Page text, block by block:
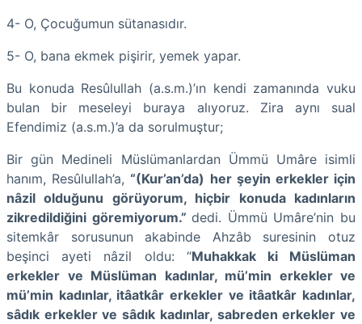
4- O, Çocuğumun sütanasıdır.
5- O, bana ekmek pişirir, yemek yapar.
Bu konuda Resûlullah (a.s.m.)’ın kendi zamanında vuku
bulan bir meseleyi buraya alıyoruz. Zira aynı sual
Efendimiz (a.s.m.)’a da sorulmuştur;
Bir gün Medineli Müslümanlardan Ümmü Umâre isimli
hanım, Resûlullah’a, “(Kur’an’da) her şeyin erkekler için
nâzil olduğunu görüyorum, hiçbir konuda kadınların
zikredildiğini göremiyorum.”dedi. Ümmü Umâre’nin bu
sitemkâr sorusunun akabinde Ahzâb suresinin otuz
beşinci ayeti nâzil oldu: “Muhakkak ki Müslüman
erkekler ve Müslüman kadınlar, mü’min erkekler ve
mü’min kadınlar, itâatkâr erkekler ve itâatkâr kadınlar,
sâdık erkekler ve sâdık kadınlar, sabreden erkekler ve